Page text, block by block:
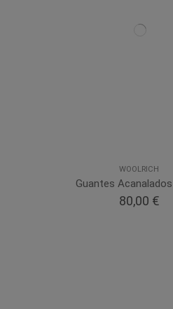
WOOLRICH
Guantes
80,00 €